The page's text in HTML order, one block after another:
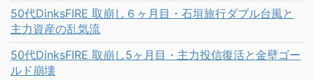
50代DinksFIRE 取崩し６ヶ月目・石垣旅行ダブル台風と
主力資産の乱気流
50代DinksFIRE 取崩し5ヶ月目・主力投信復活と金壁ゴー
ルド崩壊